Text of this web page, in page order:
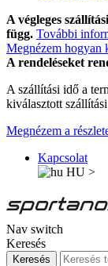
A végleges
függ. További
Megnézem hogyan
A rendeléseket
A szállítási idő a
kiválasztott
Megnézem a
Kapcsolat
HU >
Nav switch
Keresés
Keresés